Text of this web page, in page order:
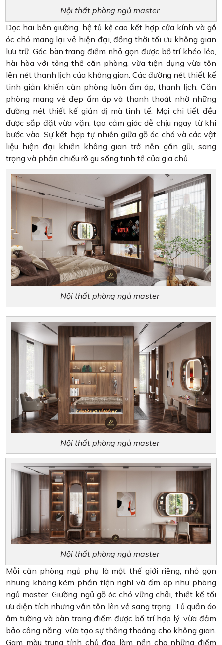
Nội thất phòng ngủ master
Dọc hai bên giường, hệ tủ kệ cao kết hợp cửa kính và gỗ
óc chó mang lại vẻ hiện đại, đồng thời tối ưu không gian
lưu trữ. Góc bàn trang điểm nhỏ gọn được bố trí khéo léo,
hài hòa với tổng thể căn phòng, vừa tiện dụng vừa tôn
lên nét thanh lịch của không gian. Các đường nét thiết kế
tinh giản khiến căn phòng luôn ấm áp, thanh lịch. Căn
phòng mang vẻ đẹp ấm áp và thanh thoát nhờ những
đường nét thiết kế giản dị mà tinh tế. Mọi chi tiết đều
được sắp đặt vừa vặn, tạo cảm giác dễ chịu ngay từ khi
bước vào. Sự kết hợp tự nhiên giữa gỗ óc chó và các vật
liệu hiện đại khiến không gian trở nên gần gũi, sang
trọng và phản chiếu rõ gu sống tinh tế của gia chủ.
Nội thất phòng ngủ master
Nội thất phòng ngủ master
Nội thất phòng ngủ master
Mỗi căn phòng ngủ phụ là một thế giới riêng, nhỏ gọn
nhưng không kém phần tiện nghi và ấm áp như phòng
ngủ master. Giường ngủ gỗ óc chó vững chãi, thiết kế tối
ưu diện tích nhưng vẫn tôn lên vẻ sang trọng. Tủ quần áo
âm tường và bàn trang điểm được bố trí hợp lý, vừa đảm
bảo công năng, vừa tạo sự thông thoáng cho không gian.
Gam màu trung tính chủ đạo làm nền cho những điểm